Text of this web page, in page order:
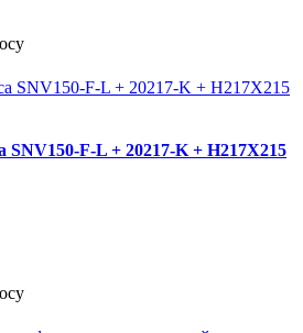
SNV150-F-L + 20217-K + H217X215